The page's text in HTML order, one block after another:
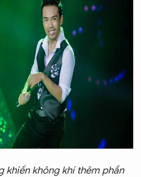
khiến không khí thêm phần